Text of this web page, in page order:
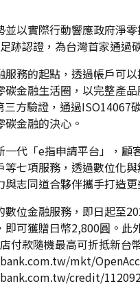
並以實際行動響應政府淨
跡認證，為台灣首家通過
服務的起點，透過帳戶可
碳金融生活圈，以完整產
三方驗證，通過
金融的決心。
一代「e指申請平台」，
等七項服務，透過數位化
志同道合夥伴攜手打造更
數位金融服務，即日起至
即可獲贈日幣2,800圓。此
付款隨機最高可折抵新
mkt/
credit/